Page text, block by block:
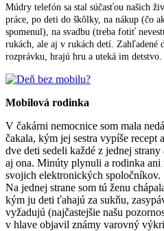
Múdry telefón sa stal súčasťou našich
práce, po deti do škôlky, na nákup (čo
spomenul), na svadbu (treba fotiť
rukách, ale aj v rukách detí. Zahľadené
rozprávku, hrajú hru a uteká im detstvo.
Mobilová rodinka
V čakárni nemocnice som mala
čakala, kým jej sestra vypíše
dve deti sedeli každé z jednej
aj ona. Minúty plynuli a rodinka
svojich elektronických spoločníkov.
Na jednej strane som tú ženu
kým ju deti ťahajú za sukňu,
vyžadujú (najčastejšie našu
v hlave objavil známy varovný